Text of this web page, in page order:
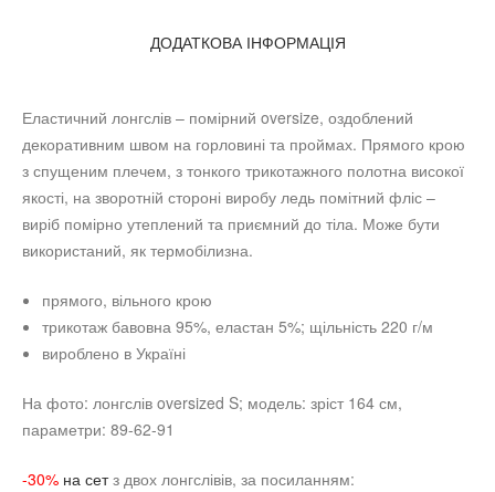
ДОДАТКОВА ІНФОРМАЦІЯ
Еластичний лонгслів – помірний oversize, оздоблений
декоративним швом на горловині та проймах. Прямого крою
з спущеним плечем, з тонкого трикотажного полотна високої
якості, на зворотній стороні виробу ледь помітний фліс –
виріб помірно утеплений та приємний до тіла. Може бути
використаний, як термобілизна.
прямого, вільного крою
трикотаж бавовна 95%, еластан 5%; щільність 220 г/м
вироблено в Україні
На фото: лонгслів oversized S; модель: зріст 164 см,
параметри: 89-62-91
-30% на сетз двох лонгслівів, за посиланням: